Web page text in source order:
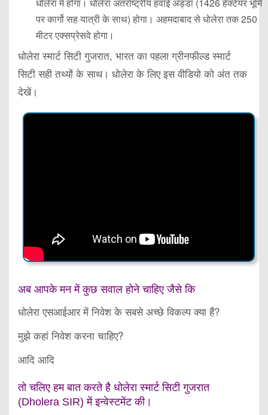
पर कार्गो सह यात्री के साथ) होगा। अहमदाबाद से धोलेरा तक 250
मीटर एक्सप्रेसवे होगा।
धोलेरा स्मार्ट सिटी गुजरात, भारत का पहला ग्रीनफील्ड स्मार्ट
सिटी सही तथ्यों के साथ। धोलेरा के लिए इस वीडियो को अंत तक
देखें।
अब आपके मन में कुछ सवाल होने चाहिए जैसे कि
धोलेरा एसआईआर में निवेश के सबसे अच्छे विकल्प क्या हैं?
मुझे कहां निवेश करना चाहिए?
आदि आदि
तो चलिए हम बात करते है धोलेरा स्मार्ट सिटी गुजरात
(Dholera SIR) में इन्वेस्टमेंट की।